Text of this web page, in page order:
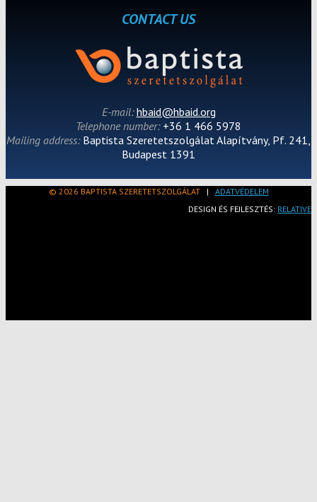
CONTACT US
E-mail:hbaid@hbaid.org
Telephone number: +36 1 466 5978
Mailing address: Baptista Szeretetszolgálat Alapítvány, Pf. 241,
Budapest 1391
© 2026 BAPTISTA SZERETETSZOLGÁLAT| ADATVÉDELEM
DESIGN ÉS FEJLESZTÉS: RELATIVE